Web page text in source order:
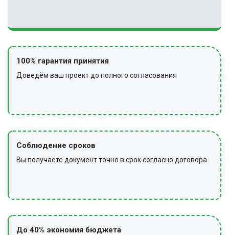
100% гарантия принятия
Доведём ваш проект до полного согласования
Соблюдение сроков
Вы получаете документ точно в срок согласно договора
До 40% экономия бюджета